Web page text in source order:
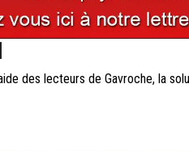
des lecteurs de Gavroche, la